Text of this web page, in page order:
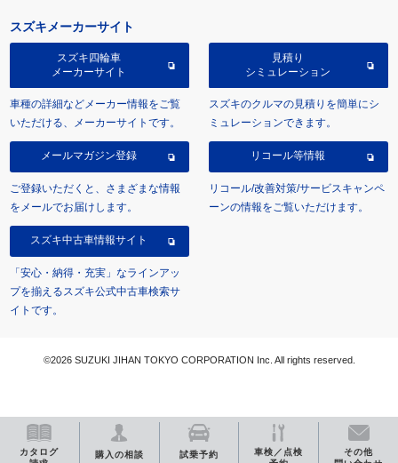
カタログ
購入の相談 試乗予約
車検／点検
その他
スズキメーカーサイト
スズキ四輪車
メーカーサイト
車種の詳細などメーカー情報をご覧
いただける、メーカーサイトです。
見積り
シミュレーション
スズキのクルマの見積りを簡単にシ
ミュレーションできます。
メールマガジン登録
ご登録いただくと、さまざまな情報
をメールでお届けします。
リコール等情報
リコール/改善対策/サービスキャンペ
ーンの情報をご覧いただけます。
スズキ中古車情報サイト
「安心・納得・充実」なラインアッ
プを揃えるスズキ公式中古車検索サ
イトです。
©2026 SUZUKI JIHAN TOKYO CORPORATION Inc. All rights reserved.